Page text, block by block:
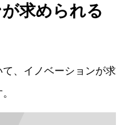
求められる
、イノベーションが求